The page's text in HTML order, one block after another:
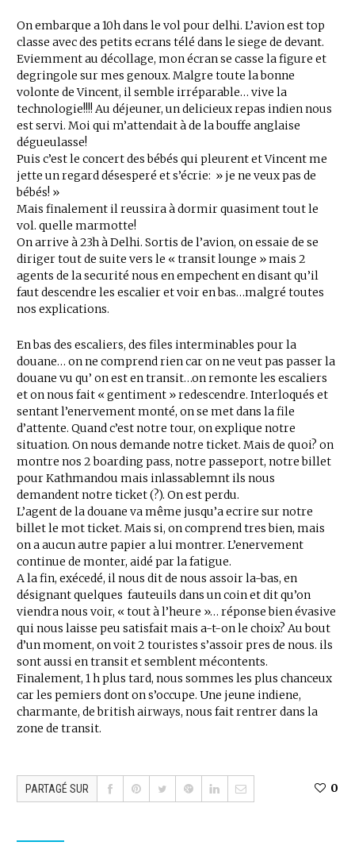
On embarque a 10h dans le vol pour delhi. L’avion est top
classe avec des petits ecrans télé dans le siege de devant.
Eviemment au décollage, mon écran se casse la figure et
degringole sur mes genoux. Malgre toute la bonne
volonte de Vincent, il semble irréparable… vive la
technologie!!!! Au déjeuner, un delicieux repas indien nous
est servi. Moi qui m’attendait à de la bouffe anglaise
dégueulasse!
Puis c’est le concert des bébés qui pleurent et Vincent me
jette un regard désesperé et s’écrie: » je ne veux pas de
bébés! »
Mais finalement il reussira à dormir quasiment tout le
vol. quelle marmotte!
On arrive à 23h à Delhi. Sortis de l’avion, on essaie de se
diriger tout de suite vers le « transit lounge » mais 2
agents de la securité nous en empechent en disant qu’il
faut descendre les escalier et voir en bas…malgré toutes
nos explications.
En bas des escaliers, des files interminables pour la
douane… on ne comprend rien car on ne veut pas passer la
douane vu qu’ on est en transit…on remonte les escaliers
et on nous fait « gentiment » redescendre. Interloqués et
sentant l’enervement monté, on se met dans la file
d’attente. Quand c’est notre tour, on explique notre
situation. On nous demande notre ticket. Mais de quoi? on
montre nos 2 boarding pass, notre passeport, notre billet
pour Kathmandou mais inlassablemnt ils nous
demandent notre ticket (?). On est perdu.
L’agent de la douane va même jusqu’a ecrire sur notre
billet le mot ticket. Mais si, on comprend tres bien, mais
on a aucun autre papier a lui montrer. L’enervement
continue de monter, aidé par la fatigue.
A la fin, exécedé, il nous dit de nous assoir la-bas, en
désignant quelques fauteuils dans un coin et dit qu’on
viendra nous voir, « tout à l’heure »… réponse bien évasive
qui nous laisse peu satisfait mais a-t-on le choix? Au bout
d’un moment, on voit 2 touristes s’assoir pres de nous. ils
sont aussi en transit et semblent mécontents.
Finalement, 1 h plus tard, nous sommes les plus chanceux
car les pemiers dont on s’occupe. Une jeune indiene,
charmante, de british airways, nous fait rentrer dans la
zone de transit.
PARTAGÉ SUR 0